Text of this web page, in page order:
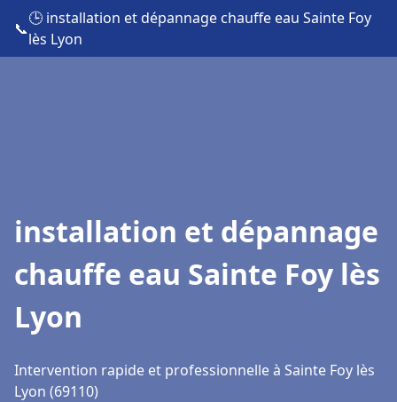
📞
🕒 installation et dépannage chauffe eau Sainte Foy
lès Lyon
installation et dépannage
chauffe eau Sainte Foy lès
Lyon
Intervention rapide et professionnelle à Sainte Foy lès
Lyon (69110)